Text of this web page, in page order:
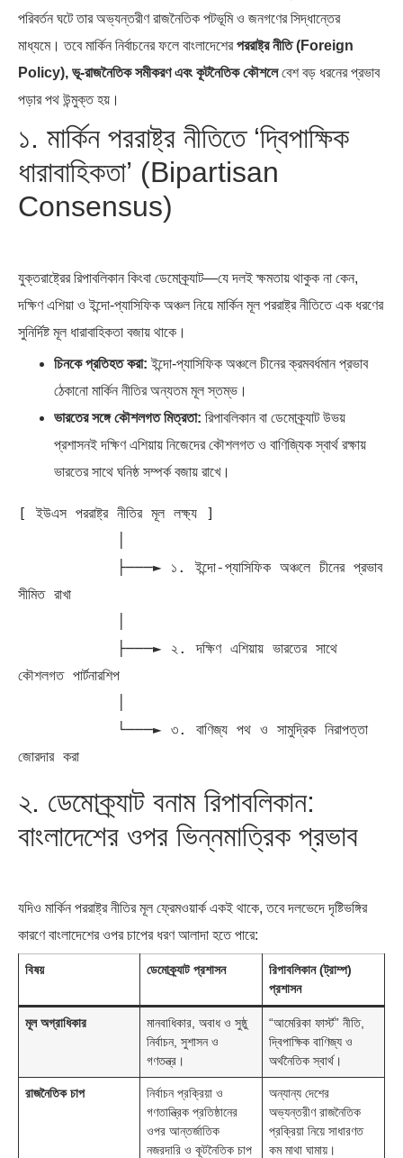
বৈশ্বিক…
পরিবর্তন ঘটে তার অভ্যন্তরীণ রাজনৈতিক পটভূমি ও জনগণের সিদ্ধান্তের
মাধ্যমে। তবে মার্কিন নির্বাচনের ফলে বাংলাদেশেরপররাষ্ট্র নীতি (Foreign
Policy), ভূ-রাজনৈতিক সমীকরণ এবং কূটনৈতিক কৌশলেবেশ বড় ধরনের প্রভাব
পড়ার পথ উন্মুক্ত হয়।
১. মার্কিন পররাষ্ট্র নীতিতে ‘দ্বিপাক্ষিক
ধারাবাহিকতা’ (Bipartisan
Consensus)
যুক্তরাষ্ট্রের রিপাবলিকান কিংবা ডেমোক্র্যাট—যে দলই ক্ষমতায় থাকুক না কেন,
দক্ষিণ এশিয়া ও ইন্দো-প্যাসিফিক অঞ্চল নিয়ে মার্কিন মূল পররাষ্ট্র নীতিতে এক ধরণের
সুনির্দিষ্ট মূল ধারাবাহিকতা বজায় থাকে।
চিনকে প্রতিহত করা: ইন্দো-প্যাসিফিক অঞ্চলে চীনের ক্রমবর্ধমান প্রভাব
ঠেকানো মার্কিন নীতির অন্যতম মূল স্তম্ভ।
ভারতের সঙ্গে কৌশলগত মিত্রতা: রিপাবলিকান বা ডেমোক্র্যাট উভয়
প্রশাসনই দক্ষিণ এশিয়ায় নিজেদের কৌশলগত ও বাণিজ্যিক স্বার্থ রক্ষায়
ভারতের সাথে ঘনিষ্ঠ সম্পর্ক বজায় রাখে।
[ ইউএস পররাষ্ট্র নীতির মূল লক্ষ্য ]
সীমিত রাখা
কৌশলগত পার্টনারশিপ
২. ডেমোক্র্যাট বনাম রিপাবলিকান:
বাংলাদেশের ওপর ভিন্নমাত্রিক প্রভাব
যদিও মার্কিন পররাষ্ট্র নীতির মূল ফ্রেমওয়ার্ক একই থাকে, তবে দলভেদে দৃষ্টিভঙ্গির
কারণে বাংলাদেশের ওপর চাপের ধরণ আলাদা হতে পারে:
বিষয় ডেমোক্র্যাট প্রশাসন
রিপাবলিকান (ট্রাম্প)
প্রশাসন
মূল অগ্রাধিকার
মানবাধিকার, অবাধ ও সুষ্ঠু
নির্বাচন, সুশাসন ও
গণতন্ত্র।
“আমেরিকা ফার্স্ট” নীতি,
দ্বিপাক্ষিক বাণিজ্য ও
অর্থনৈতিক স্বার্থ।
রাজনৈতিক চাপ
নির্বাচন প্রক্রিয়া ও
গণতান্ত্রিক প্রতিষ্ঠানের
ওপর আন্তর্জাতিক
নজরদারি ও কূটনৈতিক চাপ
অন্যান্য দেশের
অভ্যন্তরীণ রাজনৈতিক
প্রক্রিয়া নিয়ে সাধারণত
কম মাথা ঘামায়।